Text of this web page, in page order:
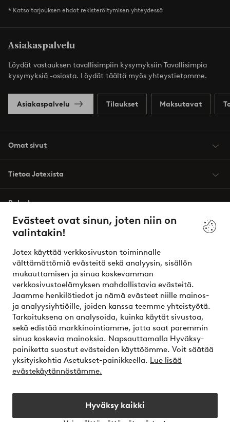
Evästeet ovat sinun, joten niin on
valintakin!
Jotex käyttää verkkosivuston toiminnalle
välttämättömiä evästeitä sekä analyysin, sisällön
mukauttamisen ja sinua koskevamman
verkkosivustoelämyksen mahdollistavia evästeitä.
Jaamme henkilötiedot ja nämä evästeet niille mainos-
ja analyysiyhtiöille, joiden kanssa teemme yhteistyötä.
Tarkoituksena on analysoida, kuinka käytät sivustoa,
sekä edistää markkinointiamme, jotta saat paremmin
sinua koskevia mainoksia. Napsauttamalla Hyväksy-
painiketta suostut evästeiden käyttöömme. Voit säätää
yksityiskohtia Asetukset-painikkeella. Lue lisää
evästekäytännöstämme.
Hyväksy kaikki
* Katso tarjouksen ehdot rekisteröitymisen yhteydessä
Asiakaspalvelu
Löydät vastauksen tavallisimpiin kysymyksiin Tavallisimpia
kysymyksiä -osiosta. Löydät täältä myös yhteystietomme.
Asiakaspalvelu Tilaukset Maksutavat
Omat sivut
Tietoa Jotexista
Palvelumme
Ehdot
Ystävät
Turvalliset maksut – maksa nyt tai erissä
Haluatko tietää lisää maksuvaihtoehdoistamme?
elpy